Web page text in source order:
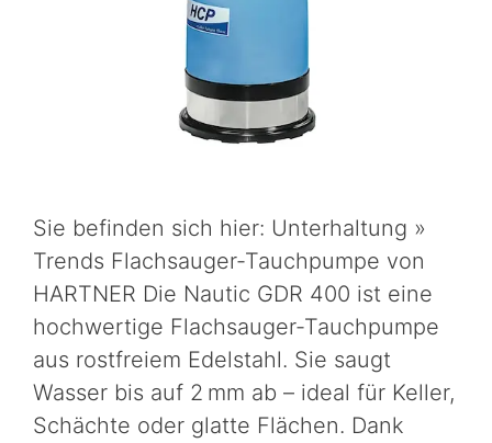
Sie befinden sich hier: Unterhaltung »
Trends Flachsauger-Tauchpumpe von
HARTNER Die Nautic GDR 400 ist eine
hochwertige Flachsauger-Tauchpumpe
aus rostfreiem Edelstahl. Sie saugt
Wasser bis auf 2 mm ab – ideal für Keller,
Schächte oder glatte Flächen. Dank